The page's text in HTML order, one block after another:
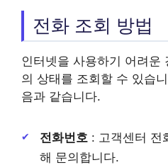
전화 조회 방법
인터넷을 사용하기 어려운
의 상태를 조회할 수 있습
음과 같습니다.
전화번호 : 고객센터
해 문의합니다.